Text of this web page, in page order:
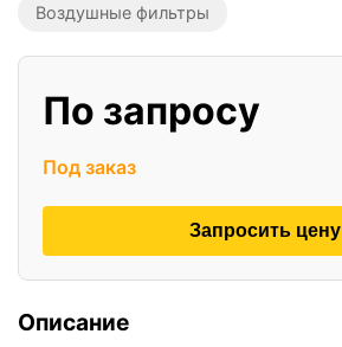
Воздушные фильтры
По запросу
Под заказ
Запросить цену
Описание